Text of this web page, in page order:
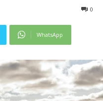
0
WhatsApp